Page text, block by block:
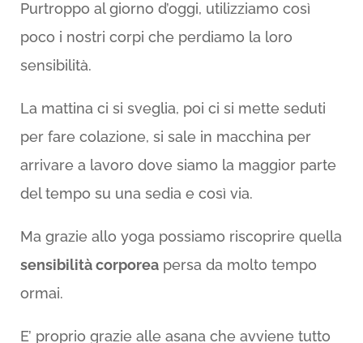
Purtroppo al giorno d’oggi, utilizziamo così
poco i nostri corpi che perdiamo la loro
sensibilità.
La mattina ci si sveglia, poi ci si mette seduti
per fare colazione, si sale in macchina per
arrivare a lavoro dove siamo la maggior parte
del tempo su una sedia e così via.
Ma grazie allo yoga possiamo riscoprire quella
sensibilità corporeapersa da molto tempo
ormai.
E’ proprio grazie alle asana che avviene tutto